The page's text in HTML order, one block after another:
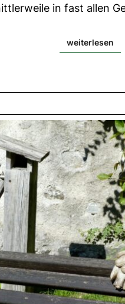
6|
Evangelium:
30
in fast allen
weiterlesen